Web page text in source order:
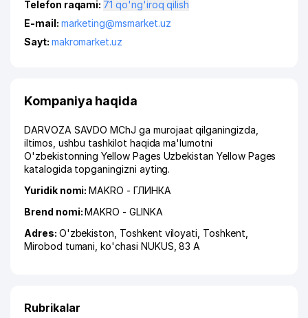
Telefon raqami:
71 qo'ng'iroq qilish
E-mail: marketing@msmarket.uz
Sayt: makromarket.uz
Kompaniya haqida
DARVOZA SAVDO MChJ ga murojaat qilganingizda,
iltimos, ushbu tashkilot haqida ma'lumotni
O'zbekistonning Yellow Pages Uzbekistan Yellow Pages
katalogida topganingizni ayting.
Yuridik nomi:MAKRO - ГЛИНКА
Brend nomi:MAKRO - GLINKA
Adres: O'zbekiston, Toshkent viloyati Toshkent
Mirobod tumani ,ko'chasi NUKUS , 83 А
Rubrikalar